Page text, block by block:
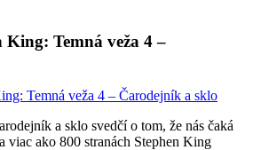
King: Temná veža 4 –
a sklo svedčí o tom, že nás čaká
viac ako 800 stranách Stephen King